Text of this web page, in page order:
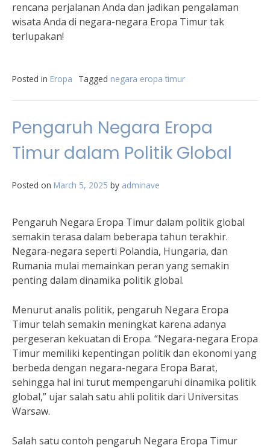
rencana perjalanan Anda dan jadikan pengalaman
wisata Anda di negara-negara Eropa Timur tak
terlupakan!
Posted in Eropa Tagged negara eropa timur
Pengaruh Negara Eropa
Timur dalam Politik Global
Posted on March 5, 2025 by adminave
Pengaruh Negara Eropa Timur dalam politik global
semakin terasa dalam beberapa tahun terakhir.
Negara-negara seperti Polandia, Hungaria, dan
Rumania mulai memainkan peran yang semakin
penting dalam dinamika politik global.
Menurut analis politik, pengaruh Negara Eropa
Timur telah semakin meningkat karena adanya
pergeseran kekuatan di Eropa. “Negara-negara Eropa
Timur memiliki kepentingan politik dan ekonomi yang
berbeda dengan negara-negara Eropa Barat,
sehingga hal ini turut mempengaruhi dinamika politik
global,” ujar salah satu ahli politik dari Universitas
Warsaw.
Salah satu contoh pengaruh Negara Eropa Timur